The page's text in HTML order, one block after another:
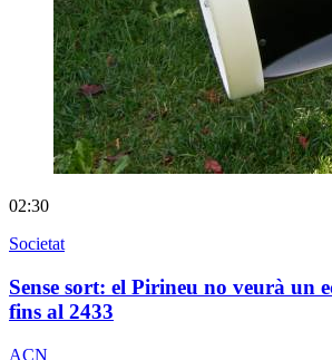
02:30
Societat
Sense sort: el Pirineu no veurà un
fins al 2433
ACN